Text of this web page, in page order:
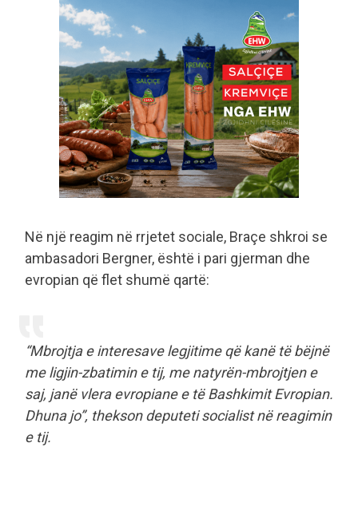
Në një reagim në rrjetet sociale, Braçe shkroi se
ambasadori Bergner, është i pari gjerman dhe
evropian që flet shumë qartë:
“Mbrojtja e interesave legjitime që kanë të bëjnë
me ligjin-zbatimin e tij, me natyrën-mbrojtjen e
saj, janë vlera evropiane e të Bashkimit Evropian.
Dhuna jo”, thekson deputeti socialist në reagimin
e tij.